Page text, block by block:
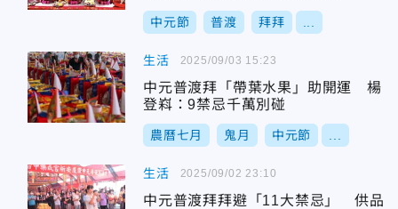
中元節 普渡 拜拜
生活
中元普渡拜「帶葉水果」助開運 楊
登嵙：9禁忌千萬別碰
農曆七月 鬼月 中元節
2025/09/03 15:23
生活
中元普渡拜拜避「11大禁忌」 供品
2025/09/02 23:10